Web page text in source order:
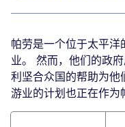
帕劳是一个位于太平
业。 然而，他们的政
利坚合众国的帮助为
游业的计划也正在作为